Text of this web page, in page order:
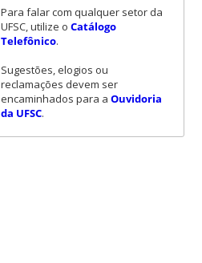
Para falar com qualquer setor da
UFSC, utilize o Catálogo
Telefônico.
Sugestões, elogios ou
reclamações devem ser
encaminhados para a Ouvidoria
da UFSC.